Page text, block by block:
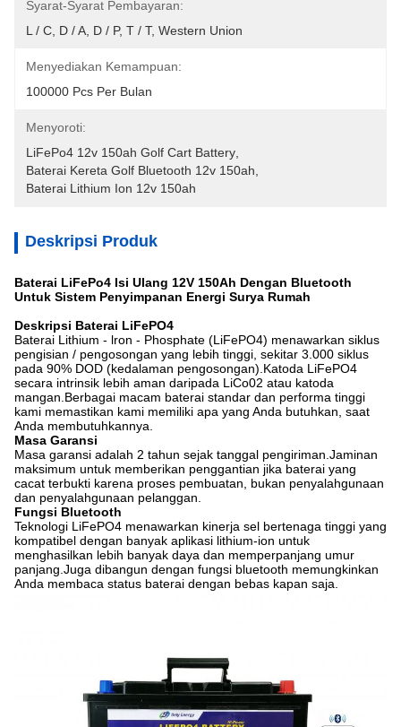
Syarat-Syarat Pembayaran:
L / C, D / A, D / P, T / T, Western Union
Menyediakan Kemampuan:
100000 Pcs Per Bulan
Menyoroti:
LiFePo4 12v 150ah Golf Cart Battery
Baterai Kereta Golf Bluetooth 12v 150ah
Baterai Lithium Ion 12v 150ah
Deskripsi Produk
Baterai LiFePo4 Isi Ulang 12V 150Ah Dengan Bluetooth
Untuk Sistem Penyimpanan Energi Surya Rumah
Deskripsi Baterai LiFePO4
Baterai Lithium - lron - Phosphate (LiFePO4) menawarkan siklus
pengisian / pengosongan yang lebih tinggi, sekitar 3.000 siklus
pada 90% DOD (kedalaman pengosongan).Katoda LiFePO4
secara intrinsik lebih aman daripada LiCo02 atau katoda
mangan.Berbagai macam baterai standar dan performa tinggi
kami memastikan kami memiliki apa yang Anda butuhkan, saat
Anda membutuhkannya.
Masa Garansi
Masa garansi adalah 2 tahun sejak tanggal pengiriman.Jaminan
maksimum untuk memberikan penggantian jika baterai yang
cacat terbukti karena proses pembuatan, bukan penyalahgunaan
dan penyalahgunaan pelanggan.
Fungsi Bluetooth
Teknologi LiFePO4 menawarkan kinerja sel bertenaga tinggi yang
kompatibel dengan banyak aplikasi lithium-ion untuk
menghasilkan lebih banyak daya dan memperpanjang umur
panjang.Juga dibangun dengan fungsi bluetooth memungkinkan
Anda membaca status baterai dengan bebas kapan saja.